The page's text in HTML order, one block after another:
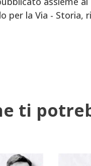
per la Via - Storia,
ti